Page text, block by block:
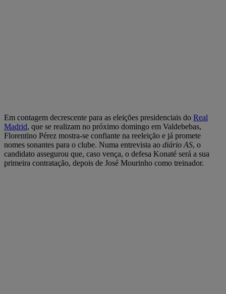
Em contagem decrescente para as eleições presidenciais do Real
Madrid, que se realizam no próximo domingo em Valdebebas,
Florentino Pérez mostra-se confiante na reeleição e já promete
nomes sonantes para o clube. Numa entrevista ao diário AS, o
candidato assegurou que, caso vença, o defesa Konaté será a sua
primeira contratação, depois de José Mourinho como treinador.